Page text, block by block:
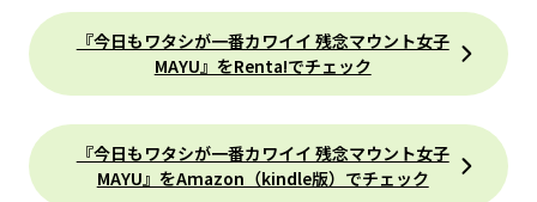
『今日もワタシが一番カワイイ 残念マウント女子
MAYU』をRenta!でチェック
『今日もワタシが一番カワイイ 残念マウント女子
MAYU』をAmazon（kindle版）でチェック